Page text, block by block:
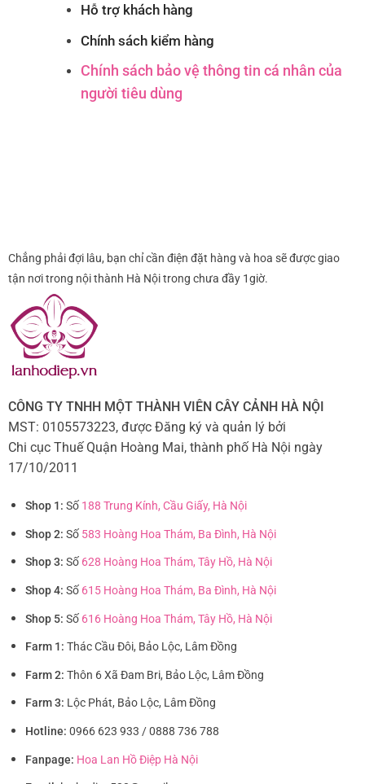
Hỗ trợ khách hàng
Chính sách kiểm hàng
Chính sách bảo vệ thông tin cá nhân của
người tiêu dùng
Chẳng phải đợi lâu, bạn chỉ cần điện đặt hàng và hoa sẽ được giao
tận nơi trong nội thành Hà Nội trong chưa đầy 1giờ.
CÔNG TY TNHH MỘT THÀNH VIÊN CÂY CẢNH HÀ NỘI
MST: 0105573223, được Đăng ký và quản lý bởi
Chi cục Thuế Quận Hoàng Mai, thành phố Hà Nội ngày
17/10/2011
Shop 1: Số 188 Trung Kính, Cầu Giấy, Hà Nội
Shop 2: Số 583 Hoàng Hoa Thám, Ba Đình, Hà Nội
Shop 3: Số 628 Hoàng Hoa Thám, Tây Hồ, Hà Nội
Shop 4: Số 615 Hoàng Hoa Thám, Ba Đình, Hà Nội
Shop 5: Số 616 Hoàng Hoa Thám, Tây Hồ, Hà Nội
Farm 1: Thác Cầu Đôi, Bảo Lộc, Lâm Đồng
Farm 2: Thôn 6 Xã Đam Bri, Bảo Lộc, Lâm Đồng
Farm 3: Lộc Phát, Bảo Lộc, Lâm Đồng
Hotline: 0966 623 933 / 0888 736 788
Fanpage: Hoa Lan Hồ Điệp Hà Nội